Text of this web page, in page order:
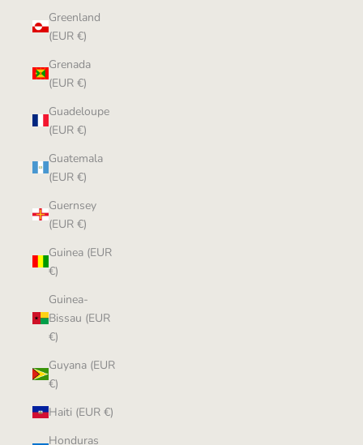
Greenland
(EUR €)
Grenada
(EUR €)
Guadeloupe
(EUR €)
Guatemala
(EUR €)
Guernsey
(EUR €)
Guinea (EUR
€)
Guinea-
Bissau (EUR
€)
Guyana (EUR
€)
Haiti (EUR €)
Honduras